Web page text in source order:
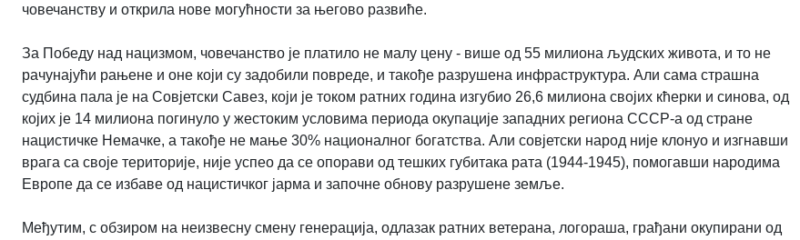
човечанству и открила нове могућности за његово развиће.
За Победу над нацизмом, човечанство је платило не малу цену - више од 55 милиона људских живота, и то не
рачунајући рањене и оне који су задобили повреде, и такође разрушена инфраструктура. Али сама страшна
судбина пала је на Совјетски Савез, који је током ратних година изгубио 26,6 милиона својих кћерки и синова, од
којих је 14 милиона погинуло у жестоким условима периода окупације западних региона СССР-а од стране
нацистичке Немачке, а такође не мање 30% националног богатства. Али совјетски народ није клонуо и изгнавши
врага са своје територије, није успео да се опорави од тешких губитака рата (1944-1945), помогавши народима
Европе да се избаве од нацистичког јарма и започне обнову разрушене земље.
Међутим, с обзиром на неизвесну смену генерација, одлазак ратних ветерана, логораша, грађани окупирани од